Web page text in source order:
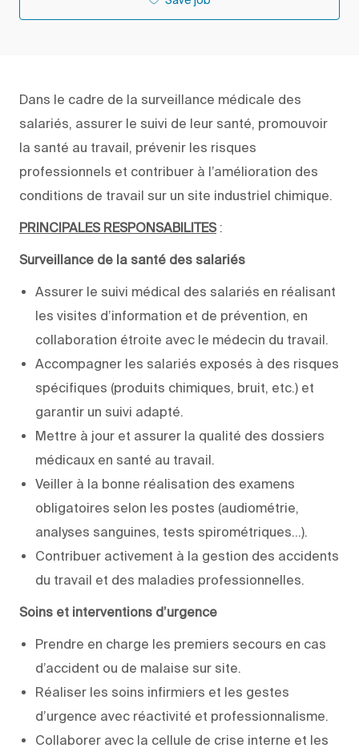
Dans le cadre de la surveillance médicale des
salariés, assurer le suivi de leur santé, promouvoir
la santé au travail, prévenir les risques
professionnels et contribuer à l’amélioration des
conditions de travail sur un site industriel chimique.
PRINCIPALES RESPONSABILITES:
Surveillance de la santé des salariés
Assurer le suivi médical des salariés en réalisant
les visites d’information et de prévention, en
collaboration étroite avec le médecin du travail.
Accompagner les salariés exposés à des risques
spécifiques (produits chimiques, bruit, etc.) et
garantir un suivi adapté.
Mettre à jour et assurer la qualité des dossiers
médicaux en santé au travail.
Veiller à la bonne réalisation des examens
obligatoires selon les postes (audiométrie,
analyses sanguines, tests spirométriques…).
Contribuer activement à la gestion des accidents
du travail et des maladies professionnelles.
Soins et interventions d’urgence
Prendre en charge les premiers secours en cas
d’accident ou de malaise sur site.
Réaliser les soins infirmiers et les gestes
d’urgence avec réactivité et professionnalisme.
Collaborer avec la cellule de crise interne et les